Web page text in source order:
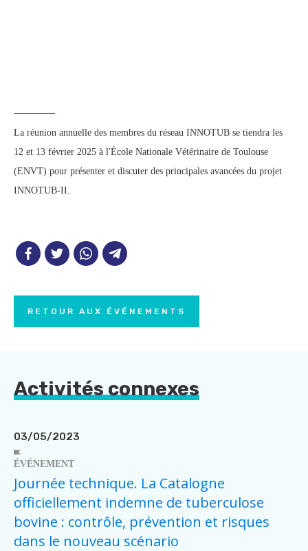
La réunion annuelle des membres du réseau INNOTUB se tiendra les
12 et 13 février 2025 à l'École Nationale Vétérinaire de Toulouse
(ENVT) pour présenter et discuter des principales avancées du projet
INNOTUB-II.
RETOUR AUX ÉVÉNEMENTS
Activités connexes
03/05/2023
ÉVÉNEMENT
Journée technique. La Catalogne
officiellement indemne de tuberculose
bovine : contrôle, prévention et risques
dans le nouveau scénario